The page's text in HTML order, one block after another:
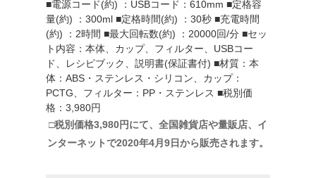
■電源コード(約) ：USBコード：610mm ■定格容
量(約) ：300ml ■定格時間(約) ：30秒 ■充電時間
(約) ：2時間 ■最大回転数(約) ：20000回/分 ■セッ
ト内容：本体、カップ、フィルター、USBコー
ド、レシピブック、説明書(保証書付) ■材質：本
体：ABS・ステンレス・シリコン、カップ：
PCTG、フィルター：PP・ステンレス ■税別価
格：3,980円
□税別価格3,980円にて、全国雑貨店や量販店、イ
ンターネットで2020年4月9日から販売されます。